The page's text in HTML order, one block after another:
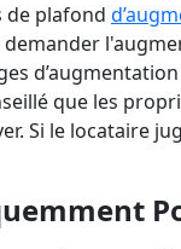
de plafond
que les
Si le locataire